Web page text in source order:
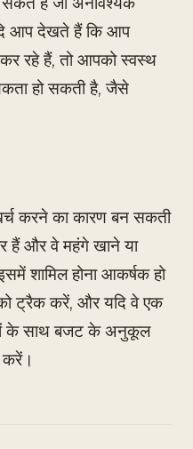
आप देखते हैं कि आप
कर रहे हैं, तो आपको स्वस्थ
हो सकती है, जैसे
करने का कारण बन सकती
हैं और वे महंगे खाने या
शामिल होना आकर्षक हो
ट्रैक करें, और यदि वे एक
के साथ बजट के अनुकूल
करें।